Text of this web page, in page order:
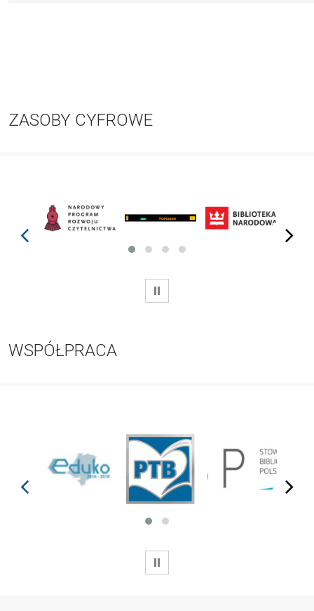
ZASOBY CYFROWE
prev next
WSTRZYMAJ
WSPÓŁPRACA
prev next
WSTRZYMAJ